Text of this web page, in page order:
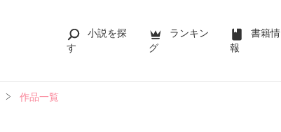
小説を探
す
ランキン
グ
書籍情
報
作品一覧